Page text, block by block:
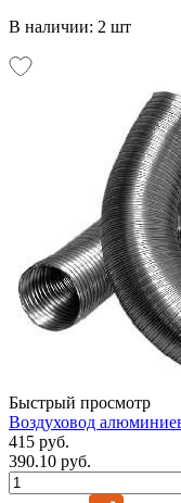
В наличии: 2 шт
Быстрый просмотр
Воздуховод
415 руб.
390.10 руб.